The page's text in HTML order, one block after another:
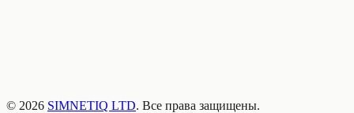
© 2026 SIMNETIQ LTD. Все права защищены.